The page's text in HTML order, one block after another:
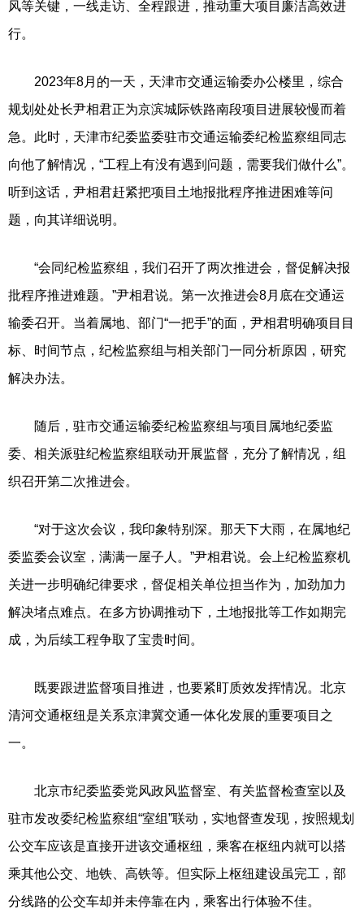
风等关键，一线走访、全程跟进，推动重大项目廉洁高效进
行。
2023年8月的一天，天津市交通运输委办公楼里，综合
规划处处长尹相君正为京滨城际铁路南段项目进展较慢而着
急。此时，天津市纪委监委驻市交通运输委纪检监察组同志
向他了解情况，“工程上有没有遇到问题，需要我们做什么”。
听到这话，尹相君赶紧把项目土地报批程序推进困难等问
题，向其详细说明。
“会同纪检监察组，我们召开了两次推进会，督促解决报
批程序推进难题。”尹相君说。第一次推进会8月底在交通运
输委召开。当着属地、部门“一把手”的面，尹相君明确项目目
标、时间节点，纪检监察组与相关部门一同分析原因，研究
解决办法。
随后，驻市交通运输委纪检监察组与项目属地纪委监
委、相关派驻纪检监察组联动开展监督，充分了解情况，组
织召开第二次推进会。
“对于这次会议，我印象特别深。那天下大雨，在属地纪
委监委会议室，满满一屋子人。”尹相君说。会上纪检监察机
关进一步明确纪律要求，督促相关单位担当作为，加劲加力
解决堵点难点。在多方协调推动下，土地报批等工作如期完
成，为后续工程争取了宝贵时间。
既要跟进监督项目推进，也要紧盯质效发挥情况。北京
清河交通枢纽是关系京津冀交通一体化发展的重要项目之
一。
北京市纪委监委党风政风监督室、有关监督检查室以及
驻市发改委纪检监察组“室组”联动，实地督查发现，按照规划
公交车应该是直接开进该交通枢纽，乘客在枢纽内就可以搭
乘其他公交、地铁、高铁等。但实际上枢纽建设虽完工，部
分线路的公交车却并未停靠在内，乘客出行体验不佳。